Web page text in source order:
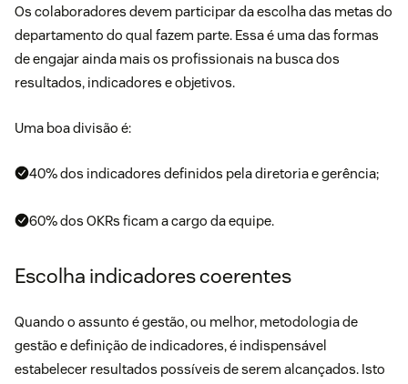
Os colaboradores devem participar da escolha das metas do
departamento do qual fazem parte. Essa é uma das formas
de engajar ainda mais os profissionais na busca dos
resultados, indicadores e objetivos.
Uma boa divisão é:
40% dos indicadores definidos pela diretoria e gerência;
60% dos OKRs ficam a cargo da equipe.
Escolha indicadores coerentes
Quando o assunto é gestão, ou melhor, metodologia de
gestão e definição de indicadores, é indispensável
estabelecer resultados possíveis de serem alcançados. Isto